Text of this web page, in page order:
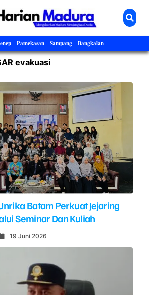
Pamekasan Sampang Bangkalan
evakuasi
Batam Perkuat Jejaring
Seminar Dan Kuliah
19 Juni 2026